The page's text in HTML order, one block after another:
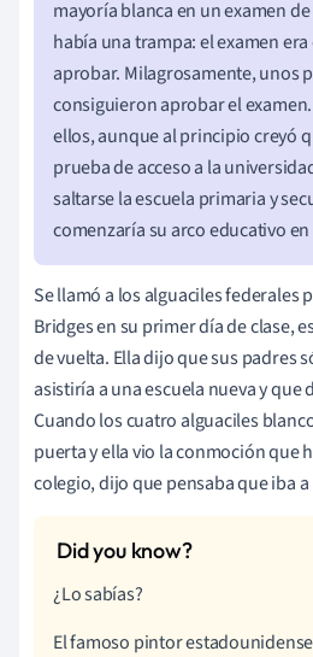
mayoría blanca en un examen
había una trampa: el examen
aprobar. Milagrosamente, unos
consiguieron aprobar el
ellos, aunque al principio creyó
prueba de acceso a la
saltarse la escuela primaria y
comenzaría su arco educativo
Se llamó a los alguaciles federales
Bridges en su primer día de clase,
de vuelta. Ella dijo que sus padres
asistiría a una escuela nueva y que
Cuando los cuatro alguaciles
puerta y ella vio la conmoción que
colegio, dijo que pensaba que iba
¿Lo sabías?
El famoso pintor